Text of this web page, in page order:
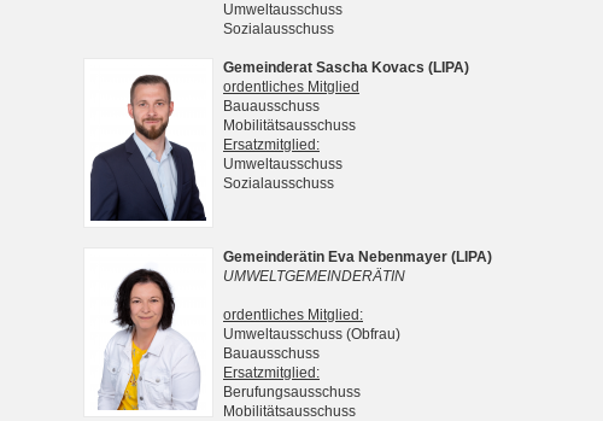
Umweltausschuss
Sozialausschuss
Gemeinderat Sascha Kovacs (LIPA)
ordentliches Mitglied
Bauausschuss
Mobilitätsausschuss
Ersatzmitglied:
Umweltausschuss
Sozialausschuss
Gemeinderätin Eva Nebenmayer (LIPA)
UMWELTGEMEINDERÄTIN
ordentliches Mitglied:
Umweltausschuss (Obfrau)
Bauausschuss
Ersatzmitglied:
Berufungsausschuss
Mobilitätsausschuss